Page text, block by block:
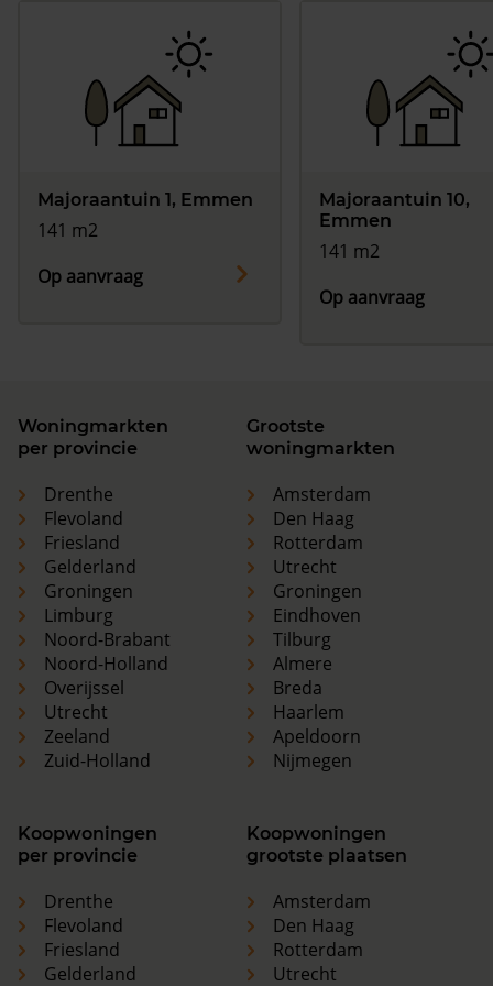
Majoraantuin 1, Emmen
141 m2
Op aanvraag
Majoraantuin 10,
Emmen
141 m2
Op aanvraag
Woningmarkten
per provincie
Drenthe
Flevoland
Friesland
Gelderland
Groningen
Limburg
Noord-Brabant
Noord-Holland
Overijssel
Utrecht
Zeeland
Zuid-Holland
Grootste
woningmarkten
Amsterdam
Den Haag
Rotterdam
Utrecht
Groningen
Eindhoven
Tilburg
Almere
Breda
Haarlem
Apeldoorn
Nijmegen
Koopwoningen
per provincie
Drenthe
Flevoland
Friesland
Gelderland
Koopwoningen
grootste plaatsen
Amsterdam
Den Haag
Rotterdam
Utrecht